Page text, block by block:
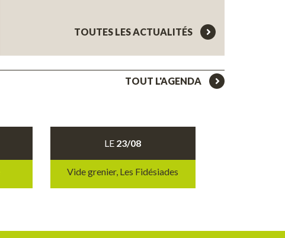
TOUTES LES ACTUALITÉS
TOUT L'AGENDA
LE 23/08
Vide grenier, Les Fidésiades